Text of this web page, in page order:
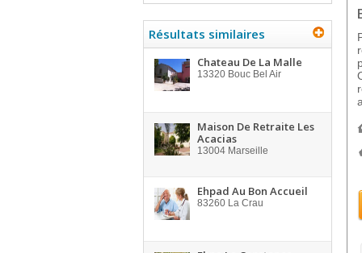
Résultats similaires
Chateau De La Malle
13320 Bouc Bel Air
Maison De Retraite Les
Acacias
13004 Marseille
Ehpad Au Bon Accueil
83260 La Crau